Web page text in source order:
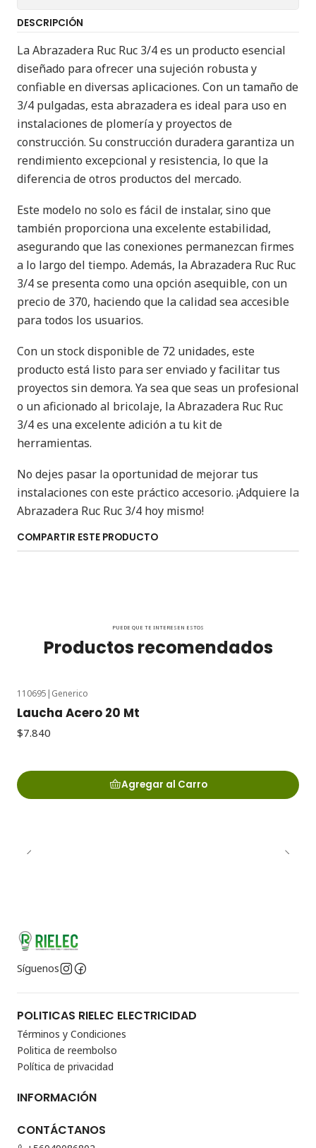
DESCRIPCIÓN
La Abrazadera Ruc Ruc 3/4 es un producto esencial
diseñado para ofrecer una sujeción robusta y
confiable en diversas aplicaciones. Con un tamaño de
3/4 pulgadas, esta abrazadera es ideal para uso en
instalaciones de plomería y proyectos de
construcción. Su construcción duradera garantiza un
rendimiento excepcional y resistencia, lo que la
diferencia de otros productos del mercado.
Este modelo no solo es fácil de instalar, sino que
también proporciona una excelente estabilidad,
asegurando que las conexiones permanezcan firmes
a lo largo del tiempo. Además, la Abrazadera Ruc Ruc
3/4 se presenta como una opción asequible, con un
precio de 370, haciendo que la calidad sea accesible
para todos los usuarios.
Con un stock disponible de 72 unidades, este
producto está listo para ser enviado y facilitar tus
proyectos sin demora. Ya sea que seas un profesional
o un aficionado al bricolaje, la Abrazadera Ruc Ruc
3/4 es una excelente adición a tu kit de
herramientas.
No dejes pasar la oportunidad de mejorar tus
instalaciones con este práctico accesorio. ¡Adquiere la
Abrazadera Ruc Ruc 3/4 hoy mismo!
COMPARTIR ESTE PRODUCTO
PUEDE QUE TE INTERESEN ESTOS
Productos recomendados
110695 | Generico
Laucha Acero 20 Mt
$7.840
Agregar al Carro
Síguenos
POLITICAS RIELEC ELECTRICIDAD
Términos y Condiciones
Politica de reembolso
Política de privacidad
INFORMACIÓN
CONTÁCTANOS